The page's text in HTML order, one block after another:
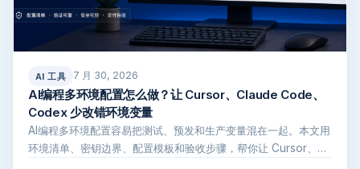
AI 工具 7 月 30, 2026
AI编程多环境配置怎么做？让 Cursor、Claude Code、
Codex 少改错环境变量
AI编程多环境配置容易把测试、预发和生产变量混在一起。本文用
环境清单、密钥边界、配置模板和验收步骤，帮你让 Cursor、